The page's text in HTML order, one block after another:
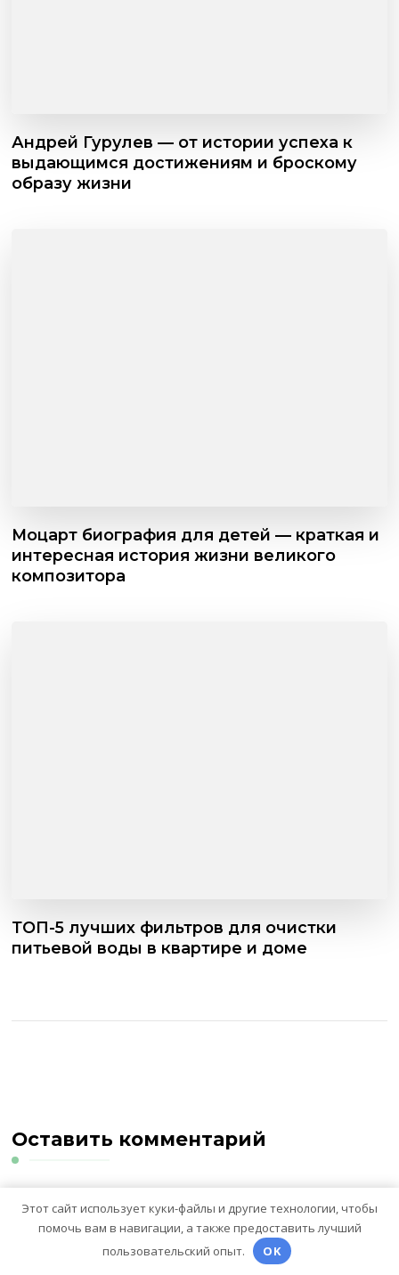
Андрей Гурулев — от истории успеха к
выдающимся достижениям и броскому
образу жизни
Моцарт биография для детей — краткая и
интересная история жизни великого
композитора
ТОП-5 лучших фильтров для очистки
питьевой воды в квартире и доме
Оставить комментарий
Для отправки комментария вам необходимо
авторизоваться.
Этот сайт использует куки-файлы и другие технологии, чтобы
помочь вам в навигации, а также предоставить лучший
пользовательский опыт.
OK